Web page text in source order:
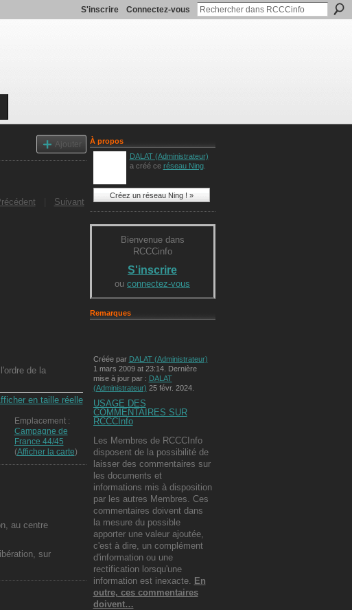
S'inscrire Connectez-vous
Ajouter
Suivant
de la
en taille réelle
Emplacement :
Campagne de
France 44/45
(Afficher la carte)
au centre
sur
À propos
DALAT (Administrateur)
a créé ce réseau Ning.
Créez un réseau Ning ! »
Bienvenue dans
RCCCinfo
S'inscrire
ou connectez-vous
Remarques
Créée par DALAT (Administrateur)
1 mars 2009 at 23:14. Dernière
mise à jour par : DALAT
(Administrateur) 25 févr. 2024.
USAGE DES
COMMENTAIRES SUR
RCCCInfo
Les Membres de RCCCInfo
disposent de la possibilité de
laisser des commentaires sur
les documents et
informations mis à disposition
par les autres Membres. Ces
commentaires doivent dans
la mesure du possible
apporter une valeur ajoutée,
c'est à dire, un complément
d'information ou une
rectification lorsqu'une
information est inexacte. En
outre, ces commentaires
doivent…